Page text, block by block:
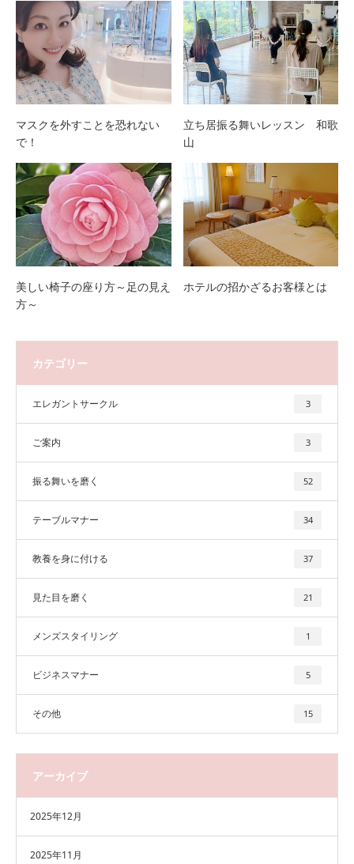
マスクを外すことを恐れない
で！
立ち居振る舞いレッスン 和歌
山
美しい椅子の座り方～足の見え
方～
ホテルの招かざるお客様とは
カテゴリー
エレガントサークル 3
ご案内 3
振る舞いを磨く 52
テーブルマナー 34
教養を身に付ける 37
見た目を磨く 21
メンズスタイリング 1
ビジネスマナー 5
その他 15
アーカイブ
2025年12月
2025年11月